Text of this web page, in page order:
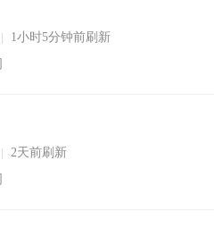
1小时5分钟前刷新
2天前刷新